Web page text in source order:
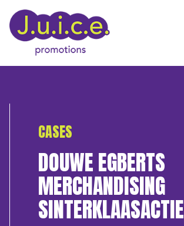
CASES
DOUWE EGBERTS
MERCHANDISING
SINTERKLAASACTIE